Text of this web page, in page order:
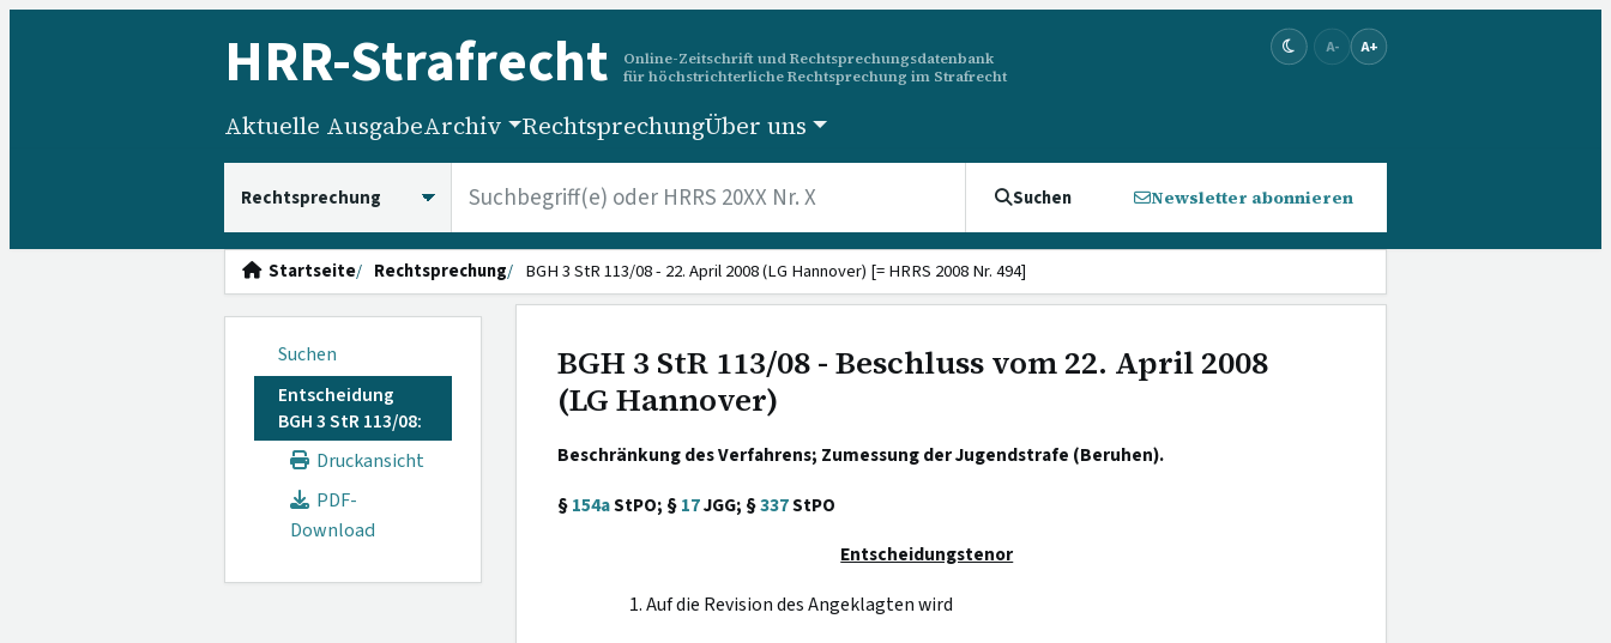
HRR-Strafrecht
Online-Zeitschrift und Rechtsprechungsdatenbank
für höchstrichterliche Rechtsprechung im Strafrecht
A- A+
Aktuelle AusgabeArchiv RechtsprechungÜber uns
Suchen Newsletter abonnieren
Startseite Rechtsprechung BGH 3 StR 113/08 - 22. April 2008 (LG Hannover) [= HRRS 2008 Nr. 494]
Suchen
Entscheidung
BGH 3 StR 113/08:
Druckansicht
PDF-
Download
BGH 3 StR 113/08 - Beschluss vom 22. April 2008
(LG Hannover)
Beschränkung des Verfahrens; Zumessung der Jugendstrafe (Beruhen).
§154aStPO; §17JGG; §337StPO
Entscheidungstenor
1. Auf die Revision des Angeklagten wird